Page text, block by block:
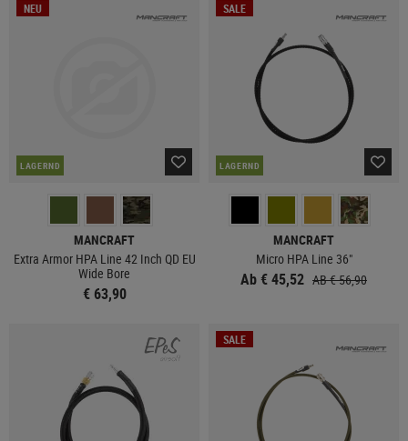
NEU
LAGERND
MANCRAFT
Extra Armor HPA Line 42 Inch QD EU
Wide Bore
€ 63,90
SALE
LAGERND
MANCRAFT
Micro HPA Line 36"
Ab € 45,52 AB € 56,90
SALE